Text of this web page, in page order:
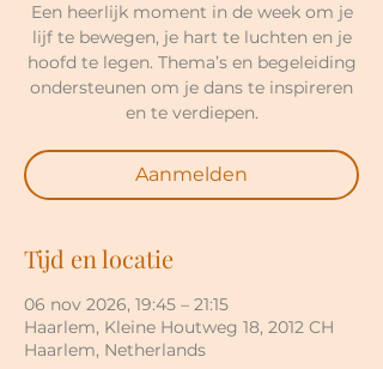
Een heerlijk moment in de week om je
lijf te bewegen, je hart te luchten en je
hoofd te legen. Thema’s en begeleiding
ondersteunen om je dans te inspireren
en te verdiepen.
Aanmelden
Tijd en locatie
06 nov 2026, 19:45 – 21:15
Haarlem, Kleine Houtweg 18, 2012 CH
Haarlem, Netherlands